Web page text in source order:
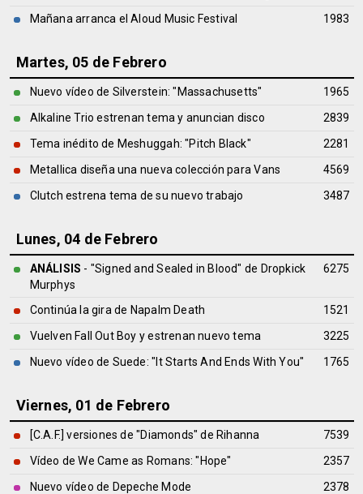
Mañana arranca el Aloud Music Festival
1983
Martes, 05 de Febrero
Nuevo vídeo de Silverstein: "Massachusetts"
1965
Alkaline Trio estrenan tema y anuncian disco
2839
Tema inédito de Meshuggah: "Pitch Black"
2281
Metallica diseña una nueva colección para Vans
4569
Clutch estrena tema de su nuevo trabajo
3487
Lunes, 04 de Febrero
ANÁLISIS - "Signed and Sealed in Blood" de Dropkick
Murphys
6275
Continúa la gira de Napalm Death
1521
Vuelven Fall Out Boy y estrenan nuevo tema
3225
Nuevo vídeo de Suede: "It Starts And Ends With You"
1765
Viernes, 01 de Febrero
[C.A.F.] versiones de "Diamonds" de Rihanna
7539
Vídeo de We Came as Romans: "Hope"
2357
Nuevo vídeo de Depeche Mode
2378